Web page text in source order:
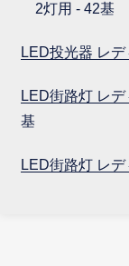
2灯用 - 42基
LED投光器 レ
LED街路灯 レ
基
LED街路灯 レ